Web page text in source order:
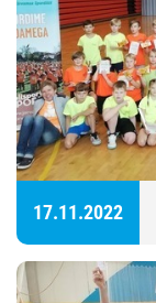
17.11.2022